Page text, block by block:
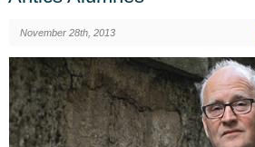
November 28th, 2013